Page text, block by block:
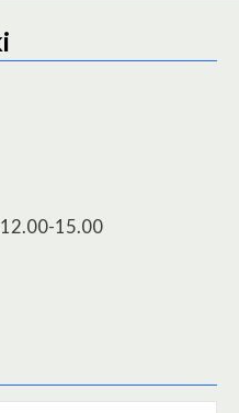
15.00